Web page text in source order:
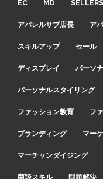
EC MD
アパレルサブ店長 ア
スキルアップ セール
ディスプレイ パーソ
パーソナルスタイリング
ファッション教育 フ
ブランディング マー
マーチャンダイジング